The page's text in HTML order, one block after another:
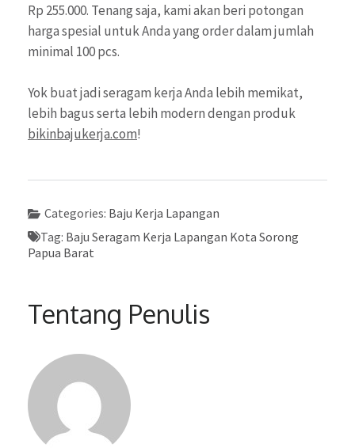
Rp 255.000. Tenang saja, kami akan beri potongan
harga spesial untuk Anda yang order dalam jumlah
minimal 100 pcs.
Yok buat jadi seragam kerja Anda lebih memikat,
lebih bagus serta lebih modern dengan produk
bikinbajukerja.com!
Categories: Baju Kerja Lapangan
Tag: Baju Seragam Kerja Lapangan Kota Sorong
Papua Barat
Tentang Penulis